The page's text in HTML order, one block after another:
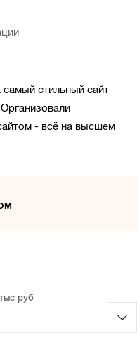
стильный сайт
- всё на высшем
руб